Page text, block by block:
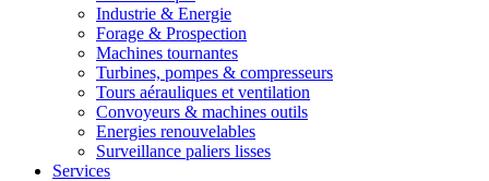
Industrie & Energie
Forage & Prospection
Machines tournantes
Turbines, pompes & compresseurs
Tours aérauliques et ventilation
Convoyeurs & machines outils
Energies renouvelables
Surveillance paliers lisses
Services